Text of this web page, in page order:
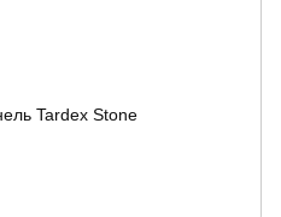
Tardex Stone